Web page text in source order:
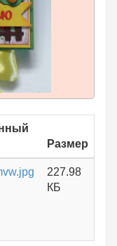
Размер
227.98
КБ